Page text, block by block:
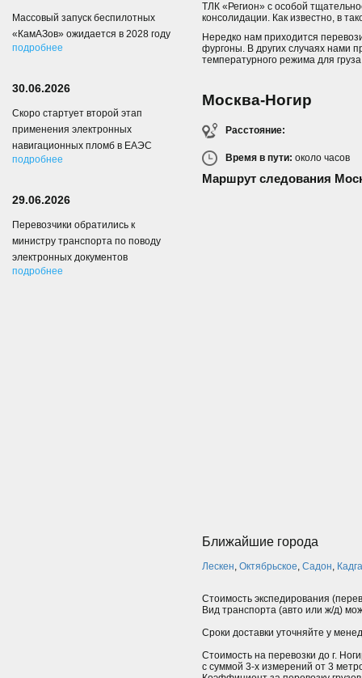
ТЛК «Регион» с особой
консолидации. Как известно, в
Нередко нам приходится
фургоны. В других случаях нами
температурного режима для
Москва-Ногир
Расстояние:
Время в пути: около часов
Маршрут следования
Ближайшие города
Лескен, Октябрьское, Садон,
Стоимость экспедирования
Вид транспорта (авто или ж/д)
Сроки доставки уточняйте у
Стоимость на перевозки до г.
с суммой 3-х измерений от 3
Массовый запуск беспилотных
«КамАЗов» ожидается в 2028 году
подробнее
30.06.2026
Скоро стартует второй этап
применения электронных
навигационных пломб в ЕАЭС
подробнее
29.06.2026
Перевозчики обратились к
министру транспорта по поводу
электронных документов
подробнее